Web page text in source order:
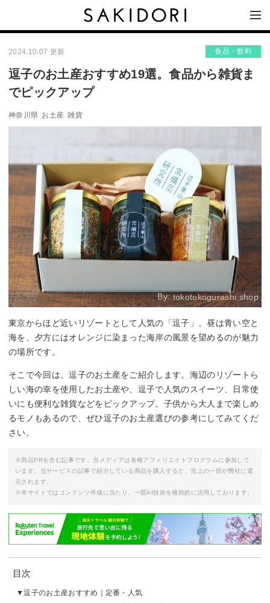
2024.10.07 更新 食品・飲料
逗子のお土産おすすめ19選。食品から雑貨ま
でピックアップ
神奈川県 お土産 雑貨
By:tokotokogurashi.shop
東京からほど近いリゾートとして人気の「逗子」。昼は青い空と
海を、夕方にはオレンジに染まった海岸の風景を望めるのが魅力
の場所です。
そこで今回は、逗子のお土産をご紹介します。海辺のリゾートら
しい海の幸を使用したお土産や、逗子で人気のスイーツ、日常使
いにも便利な雑貨などをピックアップ。子供から大人まで楽しめ
るモノもあるので、ぜひ逗子のお土産選びの参考にしてみてくだ
さい。
※商品PRを含む記事です。当メディアは各種アフィリエイトプログラムに参加して
います。当サービスの記事で紹介している商品を購入すると、売上の一部が弊社に還
元されます。
※本サイトではコンテンツ作成に当たり、一部AI技術を補助的に活用しております。
目次
逗子のお土産おすすめ｜定番・人気